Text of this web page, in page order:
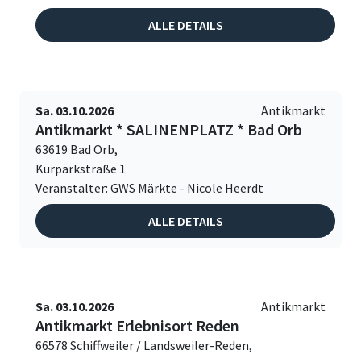
ALLE DETAILS
Sa. 03.10.2026 Antikmarkt
Antikmarkt * SALINENPLATZ * Bad Orb
63619 Bad Orb,
Kurparkstraße 1
Veranstalter: GWS Märkte - Nicole Heerdt
ALLE DETAILS
Sa. 03.10.2026 Antikmarkt
Antikmarkt Erlebnisort Reden
66578 Schiffweiler / Landsweiler-Reden,